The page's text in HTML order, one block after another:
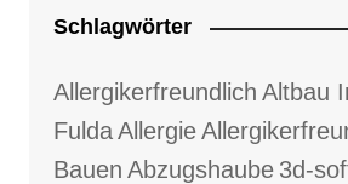
Schlagwörter
Allergikerfreundlich Altbau
FuldaAllergie
Bauen Abzugshaube 3d-